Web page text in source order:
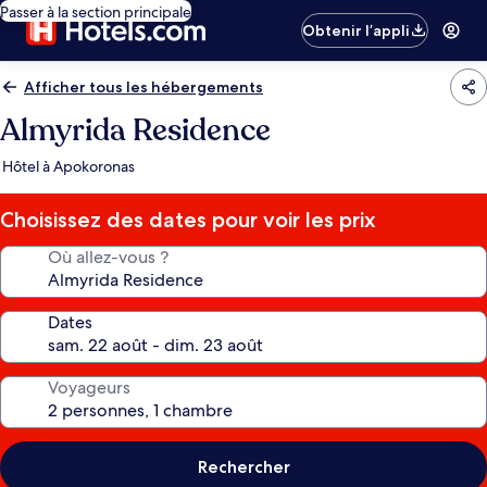
Passer à la section principale
Obtenir l’appli
Afficher tous les hébergements
Almyrida Residence
Hôtel à Apokoronas
Choisissez des dates pour voir les prix
Où allez-vous ?
Dates
Voyageurs
Rechercher